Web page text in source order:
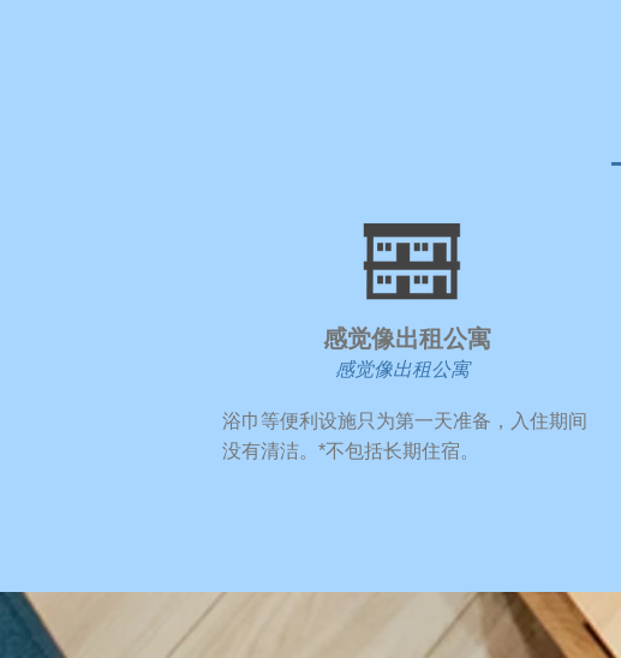
​感觉像出租公寓
感觉像出租公寓
​浴巾等便利设施只为第一天准备，入住期间
没有清洁。 *不包括长期住宿。